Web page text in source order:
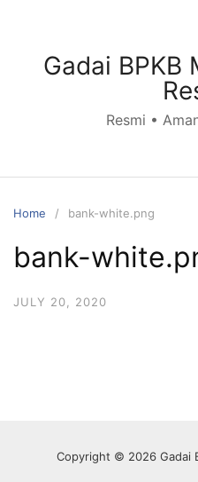
contentGadai BPKB
Resmi •
Home bank-white.png
bank-
JULY 20, 2020
Copyright © 2026 Gadai